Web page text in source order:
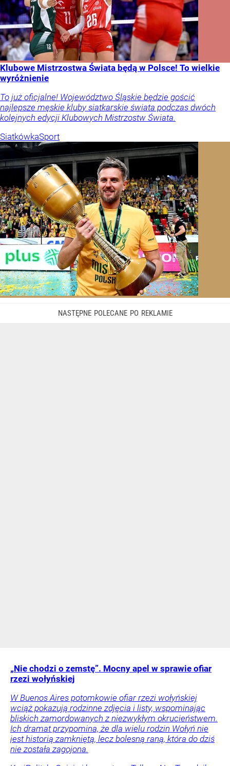
Klubowe Mistrzostwa Świata będą w Polsce! To wielkie
wyróżnienie
To już oficjalne! Województwo Śląskie będzie gościć
najlepsze męskie kluby siatkarskie świata podczas dwóch
kolejnych edycji Klubowych Mistrzostw Świata.
SiatkówkaSport
„Nie chodzi o zemstę”. Mocny apel w sprawie ofiar
rzezi wołyńskiej
W Buenos Aires potomkowie ofiar rzezi wołyńskiej
wciąż pokazują rodzinne zdjęcia i listy, wspominając
bliskich zamordowanych z niezwykłym okrucieństwem.
Ich dramat przypomina, że dla wielu rodzin Wołyń nie
jest historią zamkniętą, lecz bolesną raną, która do dziś
nie została zagojona.